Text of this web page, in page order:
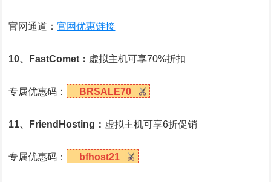
官网通道：官网优惠链接
10、FastComet： 虚拟主机可享70%折扣
专属优惠码： BRSALE70
11、FriendHosting： 虚拟主机可享6折促销
专属优惠码： bfhost21